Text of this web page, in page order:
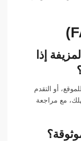
إذا
أو التقدم
مع مراجعة